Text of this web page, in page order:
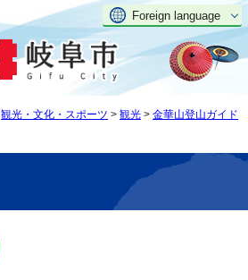
Foreign language
観光・文化・スポーツ > 観光 > 金華山登山ガイド